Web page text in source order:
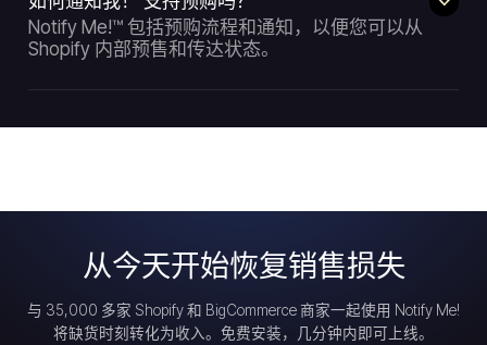
Notify Me!™ 包括预购流程和通知，以便您可以从
Shopify 内部预售和传达状态。
从今天开始恢复销售损失
与 35,000 多家 Shopify 和 BigCommerce 商家一起使用 Notify Me!
将缺货时刻转化为收入。免费安装，几分钟内即可上线。